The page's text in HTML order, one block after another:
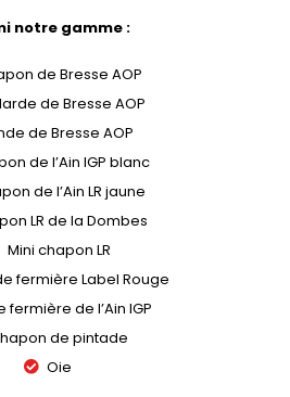
notre gamme :
de Bresse AOP
de Bresse AOP
de Bresse AOP
de l’Ain IGP blanc
de l’Ain LR jaune
LR de la Dombes
Mini chapon LR
fermière Label Rouge
fermière de l’Ain IGP
de pintade
Oie